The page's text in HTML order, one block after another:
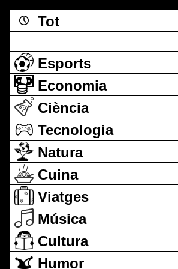
Tot
Esports
Economia
Ciència
Tecnologia
Natura
Cuina
Viatges
Música
Cultura
Humor